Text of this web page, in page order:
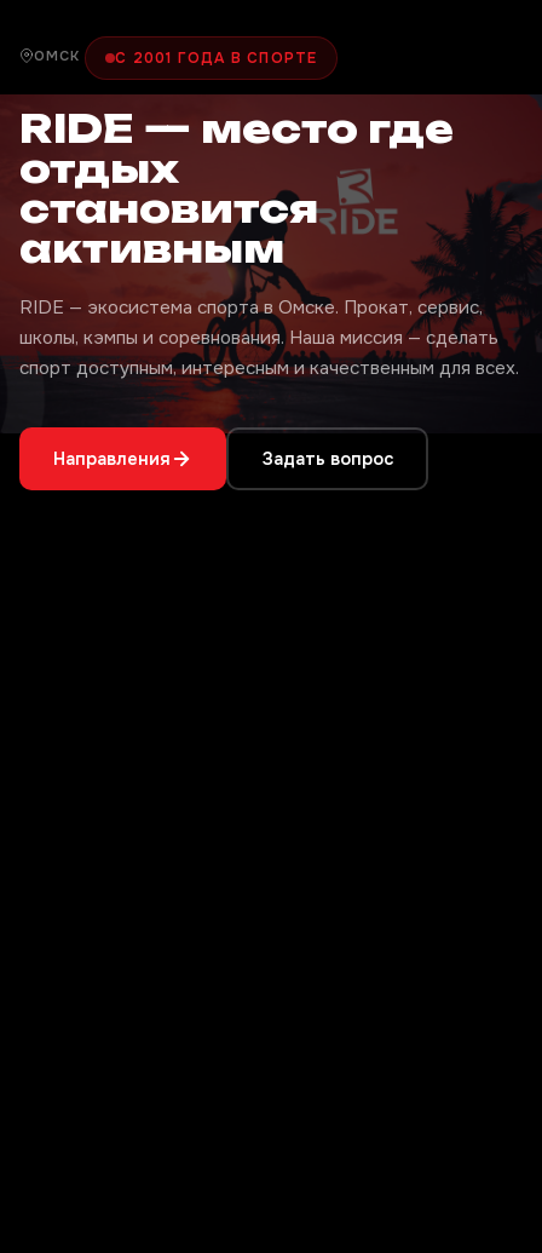
ОМСК С 2001 ГОДА В СПОРТЕ
RIDE — место где
отдых
становится
активным
RIDE — экосистема спорта в Омске. Прокат, сервис,
школы, кэмпы и соревнования. Наша миссия — сделать
спорт доступным, интересным и качественным для всех.
Направления Задать вопрос